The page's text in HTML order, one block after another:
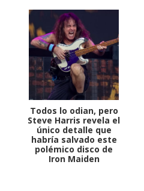
Todos lo odian, pero
Steve Harris revela el
único detalle que
habría salvado este
polémico disco de
Iron Maiden